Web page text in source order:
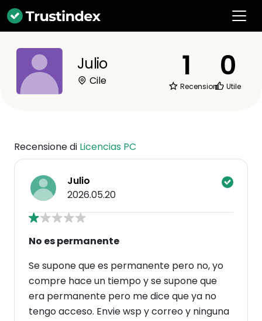
Julio
Cile 1
Recensioni
0
Utile
Recensione di Licencias PC
Julio
2026.05.20
No es permanente
Se supone que es permanente pero no, yo
compre hace un tiempo y se supone que
era permanente pero me dice que ya no
tengo acceso. Envie wsp y correo y ninguna